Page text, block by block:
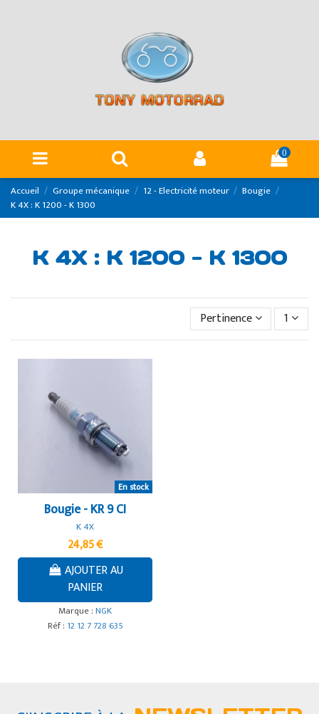
0
Accueil Groupe mécanique 12 - Electricité moteur
Bougie
K 4X : K 1200 - K 1300
K 4X : K 1200 - K 1300
Pertinence 1
En stock
Bougie - KR 9 CI
K 4X
24,85 €
AJOUTER AU
PANIER
Marque :NGK
Réf : 12 12 7 728 635